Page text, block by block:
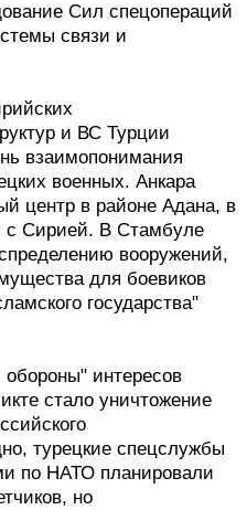
Сил спецопераций
связи и
и ВС Турции
взаимопонимания
военных. Анкара
центр в районе Адана, в
с Сирией. В Стамбуле
вооружений,
для боевиков
государства"
интересов
стало уничтожение
турецкие спецслужбы
по НАТО планировали
но